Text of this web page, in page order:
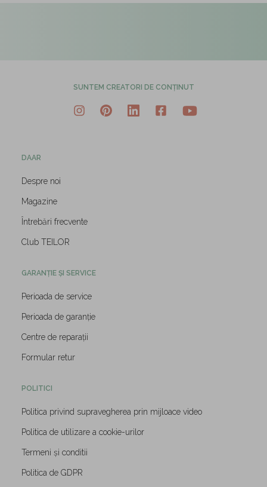
SUNTEM CREATORI DE CONȚINUT
DAAR
Despre noi
Magazine
Întrebări frecvente
Club TEILOR
GARANȚIE ȘI SERVICE
Perioada de service
Perioada de garanție
Centre de reparații
Formular retur
POLITICI
Politica privind supravegherea prin mijloace video
Politica de utilizare a cookie-urilor
Termeni și conditii
Politica de GDPR